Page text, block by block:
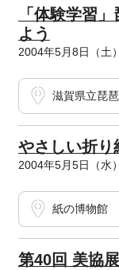
「体験学習
よう
2004年5月8日（土
滋賀県立琵
やさしい折り
2004年5月5日（水
紙の博物館
第40回 美協展